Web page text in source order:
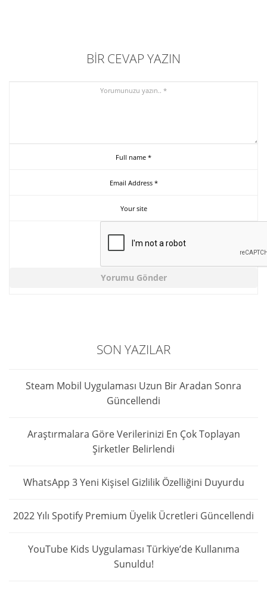
BIR CEVAP YAZIN
SON YAZILAR
Steam Mobil Uygulaması Uzun Bir Aradan Sonra
Güncellendi
Araştırmalara Göre Verilerinizi En Çok Toplayan
Şirketler Belirlendi
WhatsApp 3 Yeni Kişisel Gizlilik Özelliğini Duyurdu
2022 Yılı Spotify Premium Üyelik Ücretleri Güncellendi
YouTube Kids Uygulaması Türkiye’de Kullanıma
Sunuldu!